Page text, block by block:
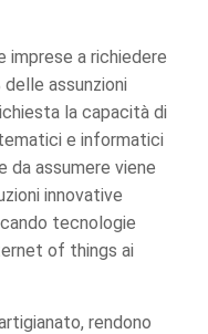
imprese a richiedere
assunzioni
la capacità di
e informatici
da assumere viene
innovative
tecnologie
of things ai
rendono